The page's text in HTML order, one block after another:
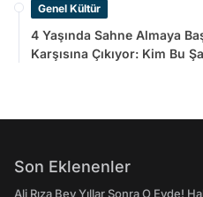
Genel Kültür
4 Yaşında Sahne Almaya
Karşısına Çıkıyor: Kim Bu
Son Eklenenler
Ali Rıza Bey Yıllar Sonra O Evde!